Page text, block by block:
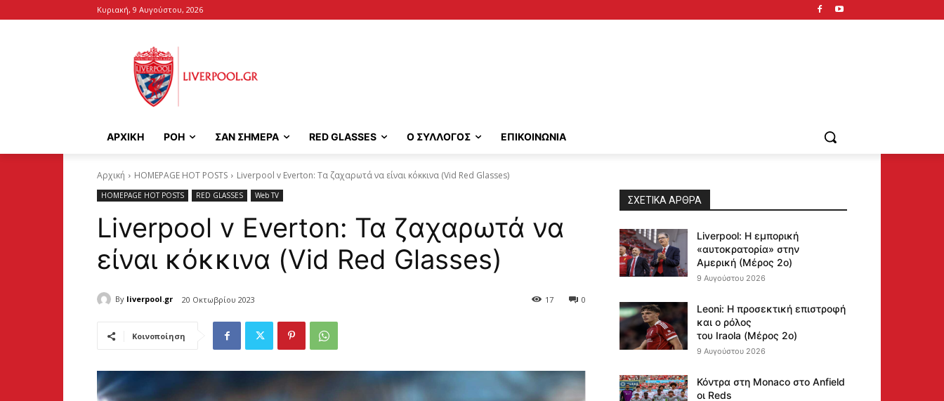
Κυριακή, 9 Αυγούστου, 2026
ΑΡΧΙΚΉ ΡΟΗ ΣΑΝ ΣΗΜΕΡΑ RED GLASSES Ο ΣΥΛΛΟΓΟΣ ΕΠΙΚΟΙΝΩΝΙΑ
Αρχική HOMEPAGE HOT POSTS Liverpool v Everton: Τα ζαχαρωτά να είναι κόκκινα (Vid Red Glasses)
HOMEPAGE HOT POSTS RED GLASSES Web TV
Liverpool v Everton: Τα ζαχαρωτά να
είναι κόκκινα (Vid Red Glasses)
By liverpool.gr 20 Οκτωβρίου 2023 0
17
Κοινοποίηση
ΣΧΕΤΙΚΆ ΆΡΘΡΑ
Liverpool: Η εμπορική
«αυτοκρατορία» στην
Αμερική (Μέρος 2ο)
9 Αυγούστου 2026
Leoni: Η προσεκτική επιστροφή
και ο ρόλος
του Iraola (Μέρος 2ο)
9 Αυγούστου 2026
Κόντρα στη Monaco στο Anfield
οι Reds